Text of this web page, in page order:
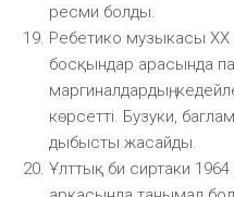
ресми болды.
Ребетико музыкасы XX
босқындар арасында
маргиналдардың,
көрсетті. Бузуки,
дыбысты жасайды.
Ұлттық би сиртаки